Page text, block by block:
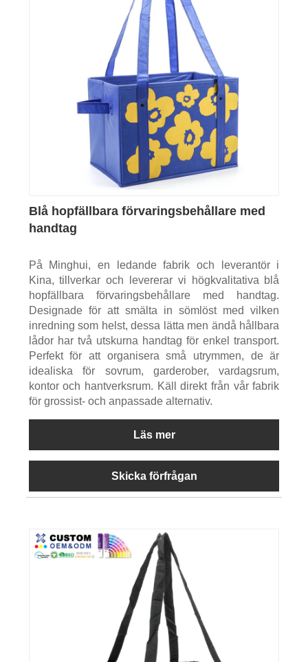
Blå hopfällbara förvaringsbehållare med
handtag
På Minghui, en ledande fabrik och leverantör i
Kina, tillverkar och levererar vi högkvalitativa blå
hopfällbara förvaringsbehållare med handtag.
Designade för att smälta in sömlöst med vilken
inredning som helst, dessa lätta men ändå hållbara
lådor har två utskurna handtag för enkel transport.
Perfekt för att organisera små utrymmen, de är
idealiska för sovrum, garderober, vardagsrum,
kontor och hantverksrum. Käll direkt från vår fabrik
för grossist- och anpassade alternativ.
Läs mer
Skicka förfrågan